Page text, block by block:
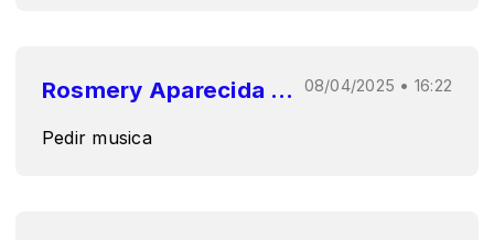
Rosmery Aparecida Dalzotto Gloden 08/04/2025 • 16:22
Pedir musica